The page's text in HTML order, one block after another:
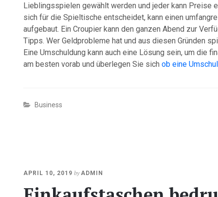
Lieblingsspielen gewählt werden und jeder kann Preise
sich für die Spieltische entscheidet, kann einen
aufgebaut. Ein Croupier kann den ganzen Abend zur
Tipps. Wer Geldprobleme hat und aus diesen Gründen
Eine Umschuldung kann auch eine Lösung sein, um die
am besten vorab und überlegen Sie sich ob eine
Business
APRIL 10, 2019 OKTOBER
2020
by ADMIN